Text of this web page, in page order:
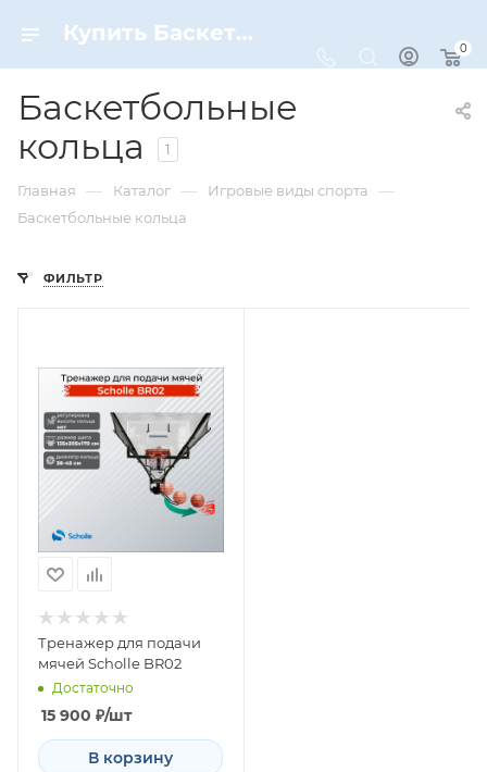
Купить Баскетбольные кольца по цене от 494 ₽ рублей в Москве с доставкой
0
Баскетбольные
кольца
1
Главная — Каталог — Игровые виды спорта —
Баскетбольные кольца
ФИЛЬТР
Тренажер для подачи
мячей Scholle BR02
Достаточно
15 900 ₽/шт
В корзину